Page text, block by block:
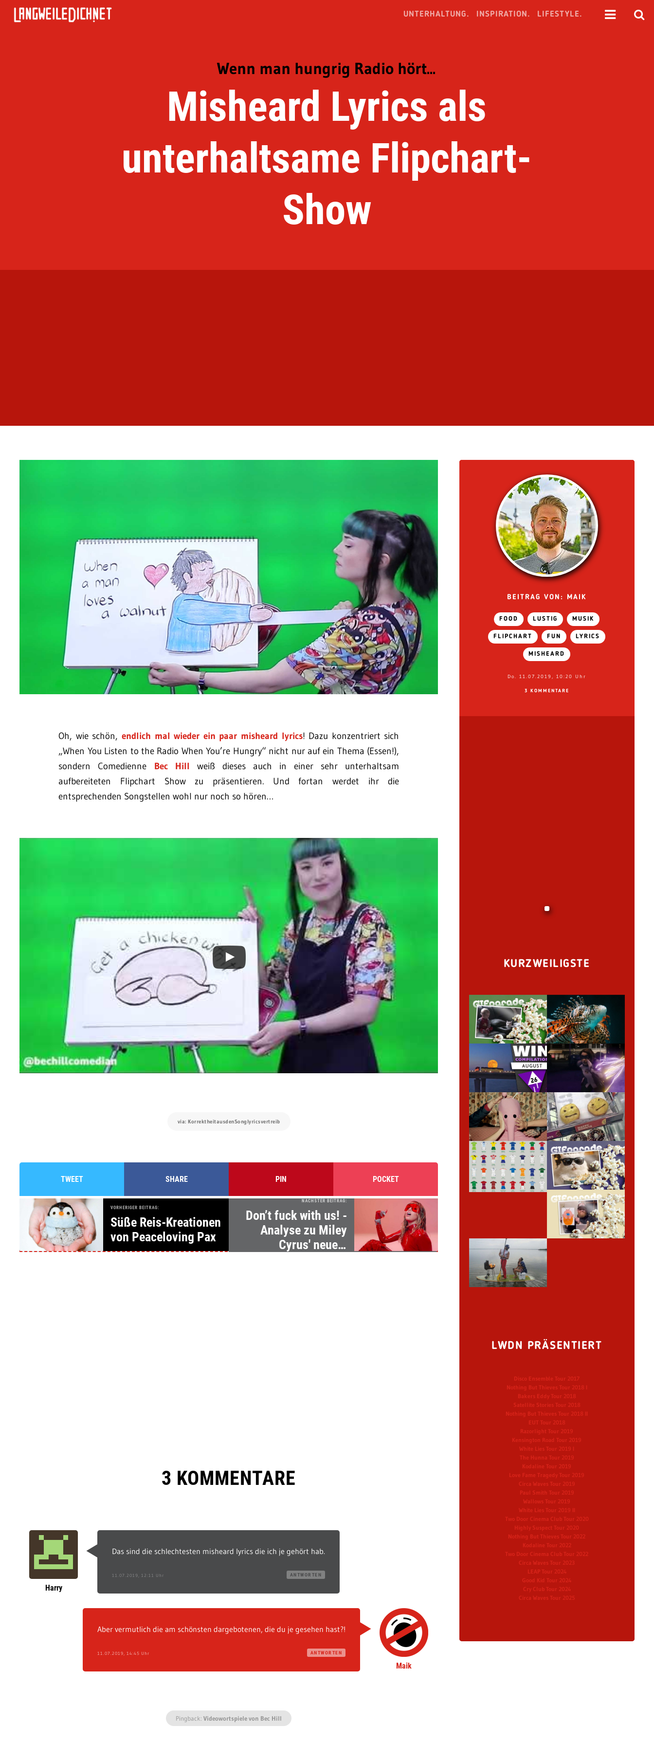
UNTERHALTUNG. INSPIRATION. LIFESTYLE.
Wenn man hungrig Radio hört...
Misheard Lyrics als
unterhaltsame Flipchart-
Show
Oh, wie schön,endlich mal wieder ein paar misheard lyrics! Dazu konzentriert sich
„When You Listen to the Radio When You’re Hungry“ nicht nur auf ein Thema (Essen!),
sondern Comedienne Bec Hill weiß dieses auch in einer sehr unterhaltsam
aufbereiteten Flipchart Show zu präsentieren. Und fortan werdet ihr die
entsprechenden Songstellen wohl nur noch so hören…
via: KorrektheitausdenSonglyricsvertreib
TWEET SHARE PIN POCKET
VORHERIGER BEITRAG:
Süße Reis-Kreationen
von Peaceloving Pax
NÄCHSTER BEITRAG:
Don’t fuck with us! -
Analyse zu Miley
Cyrus' neuem
3 KOMMENTARE
Harry
Das sind die schlechtesten misheard lyrics die ich je gehört hab.
11.07.2019, 12:11 Uhr ANTWORTEN
Maik
Aber vermutlich die am schönsten dargebotenen, die du je gesehen hast?!
11.07.2019, 14:45 Uhr ANTWORTEN
Pingback:Videowortspiele von Bec Hill
BEITRAG VON: MAIK
FOOD LUSTIG MUSIK
FLIPCHART FUN LYRICS
MISHEARD
Do. 11.07.2019, 10:20 Uhr
3 KOMMENTARE
KURZWEILIGSTE
LWDN PRÄSENTIERT
Disco Ensemble Tour 2017
Nothing But Thieves Tour 2018 I
Bakers Eddy Tour 2018
Satellite Stories Tour 2018
Nothing But Thieves Tour 2018 II
EUT Tour 2018
Razorlight Tour 2019
Kensington Road Tour 2019
White Lies Tour 2019 I
The Hunna Tour 2019
Kodaline Tour 2019
Love Fame Tragedy Tour 2019
Circa Waves Tour 2019
Paul Smith Tour 2019
Wallows Tour 2019
White Lies Tour 2019 II
Two Door Cinema Club Tour 2020
Highly Suspect Tour 2020
Nothing But Thieves Tour 2022
Kodaline Tour 2022
Two Door Cinema Club Tour 2022
Circa Waves Tour 2023
LEAP Tour 2024
Good Kid Tour 2024
Cry Club Tour 2024
Circa Waves Tour 2025